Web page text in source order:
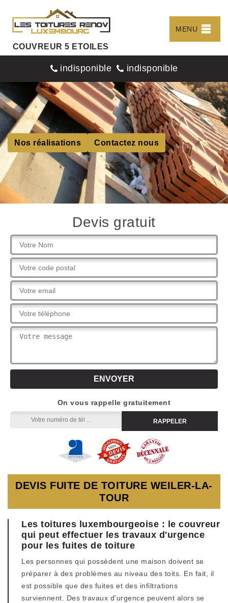
COUVREUR 5 ETOILES
MENU
indisponible indisponible
Nos réalisations Contactez nous
Devis gratuit
On vous rappelle gratuitement
DEVIS FUITE DE TOITURE WEILER-LA-
TOUR
Les toitures luxembourgeoise : le couvreur
qui peut effectuer les travaux d'urgence
pour les fuites de toiture
Les personnes qui possèdent une maison doivent se
préparer à des problèmes au niveau des toits. En fait, il
est possible que des fuites et des infiltrations
surviennent. Des travaux d'urgence peuvent alors se